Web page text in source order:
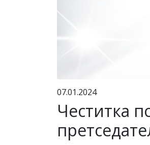
07.01.2024
Честитка